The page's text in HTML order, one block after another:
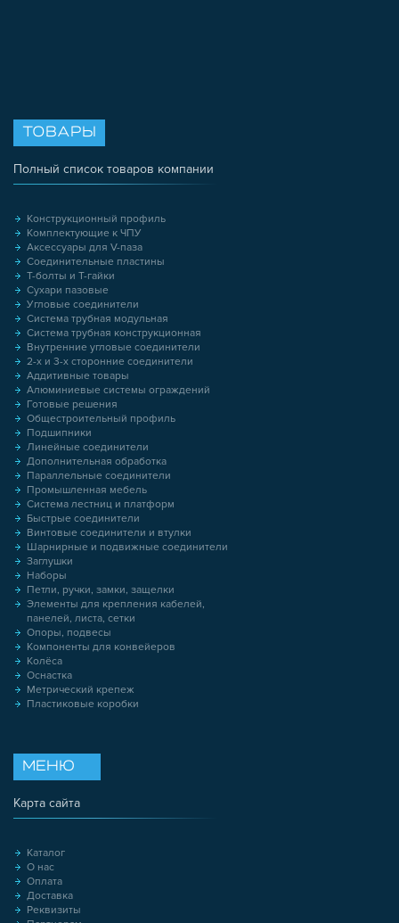
ТОВАРЫ
Полный список товаров компании
Конструкционный профиль
Комплектующие к ЧПУ
Аксессуары для V-паза
Соединительные пластины
Т-болты и Т-гайки
Сухари пазовые
Угловые соединители
Система трубная модульная
Система трубная конструкционная
Внутренние угловые соединители
2-х и 3-х сторонние соединители
Аддитивные товары
Алюминиевые системы ограждений
Готовые решения
Общестроительный профиль
Подшипники
Линейные соединители
Дополнительная обработка
Параллельные соединители
Промышленная мебель
Система лестниц и платформ
Быстрые соединители
Винтовые соединители и втулки
Шарнирные и подвижные соединители
Заглушки
Наборы
Петли, ручки, замки, защелки
Элементы для крепления кабелей,
панелей, листа, сетки
Опоры, подвесы
Компоненты для конвейеров
Колёса
Оснастка
Метрический крепеж
Пластиковые коробки
МЕНЮ
Карта сайта
Каталог
О нас
Оплата
Доставка
Реквизиты